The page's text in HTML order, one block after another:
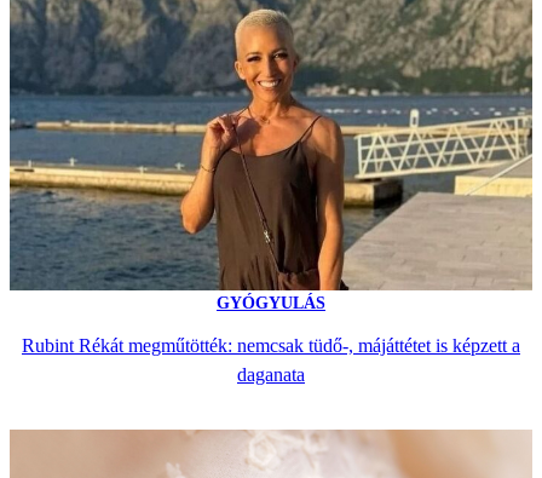
GYÓGYULÁS
Rubint Rékát megműtötték: nemcsak tüdő-, májáttétet is képzett a
daganata